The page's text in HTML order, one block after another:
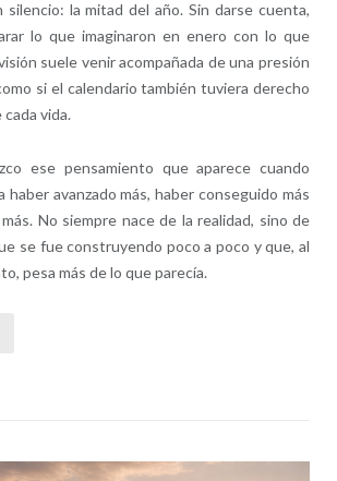
silencio: la mitad del año. Sin darse cuenta,
lo que imaginaron en enero con lo que
suele venir acompañada de una presión
si el calendario también tuviera derecho
vida.
ese pensamiento que aparece cuando
avanzado más, haber conseguido más
No siempre nace de la realidad, sino de
se fue construyendo poco a poco y que, al
pesa más de lo que parecía.